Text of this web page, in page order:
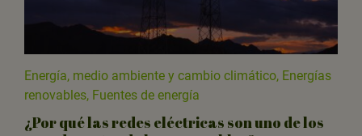
Energía, medio ambiente y cambio climático, Energías
renovables, Fuentes de energía
¿Por qué las redes eléctricas son uno de los